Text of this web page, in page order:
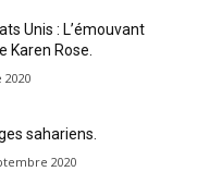
Unis : L’émouvant
Karen Rose.
sahariens.
2020